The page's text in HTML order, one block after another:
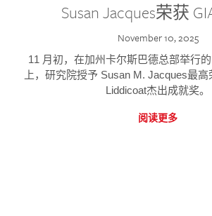
Susan Jacques荣获
November 10, 2025
11 月初，在加州卡尔斯巴德总部举行
上，研究院授予 Susan M. Jacques最
Liddicoat杰出成就奖。
阅读更多